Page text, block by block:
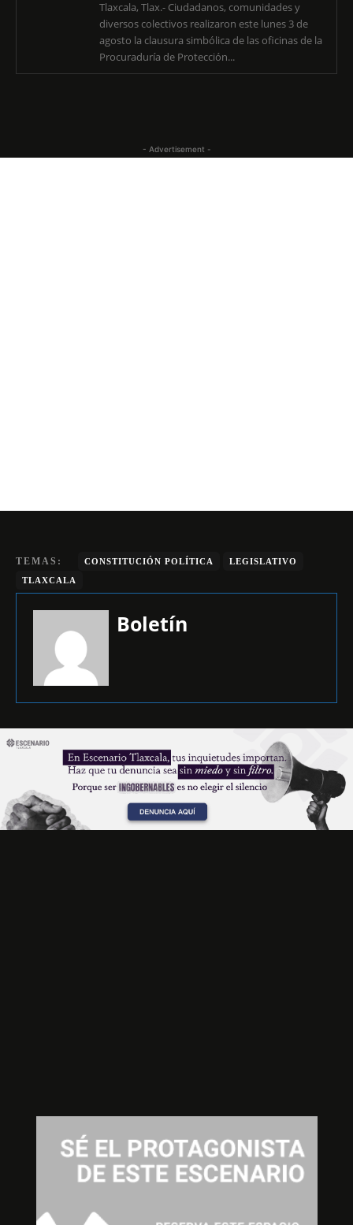
Tlaxcala, Tlax.- Ciudadanos, comunidades y
diversos colectivos realizaron este lunes 3 de
agosto la clausura simbólica de las oficinas de la
Procuraduría de Protección...
- Advertisement -
TEMAS: CONSTITUCIÓN POLÍTICA
LEGISLATIVO
TLAXCALA
Boletín